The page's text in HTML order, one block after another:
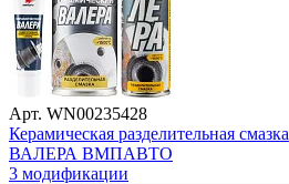
Арт. WN00235428
Керамическая разделительная смазка
ВАЛЕРА ВМПАВТО
3 модификации